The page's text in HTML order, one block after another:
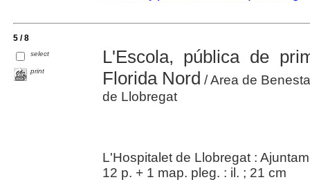
5 / 8
select
print
L'Escola, pública de
Florida Nord / Area de
de Llobregat
L'Hospitalet de Llobregat :
12 p. + 1 map. pleg. : il. ; 21 cm